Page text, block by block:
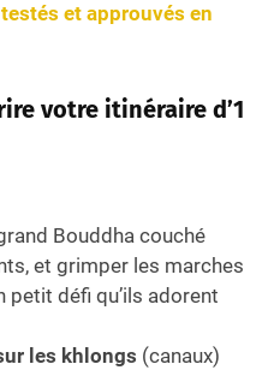
et approuvés en
votre itinéraire d’1
Bouddha couché
et grimper les marches
petit défi qu’ils adorent
les khlongs (canaux)